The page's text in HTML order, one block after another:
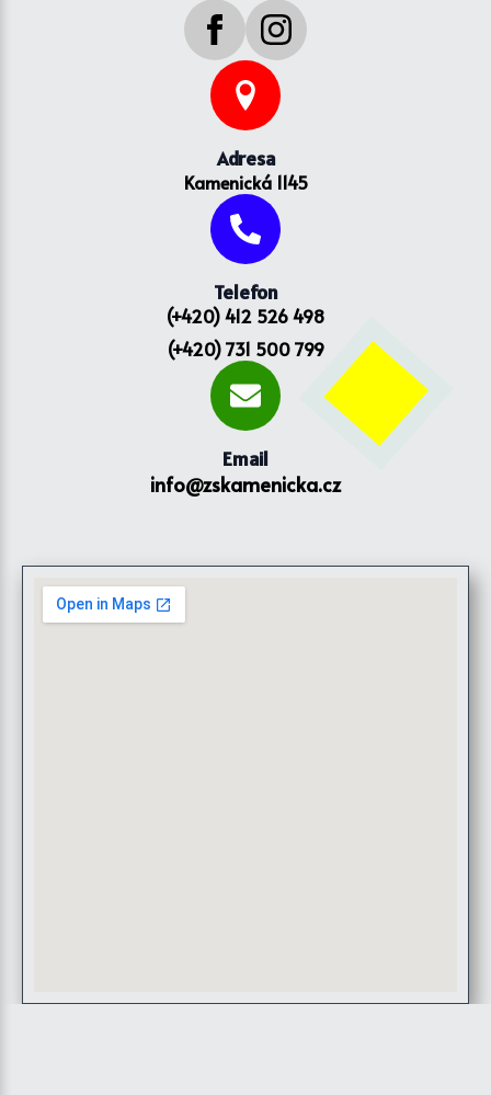
Adresa
Kamenická 1145
Telefon
(+420) 412 526 498
(+420) 731 500 799
Email
info@zskamenicka.cz